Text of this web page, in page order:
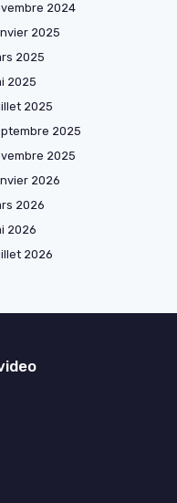
2024
2025
2025
2025
2025
2025
2025
2026
2026
2026
2026